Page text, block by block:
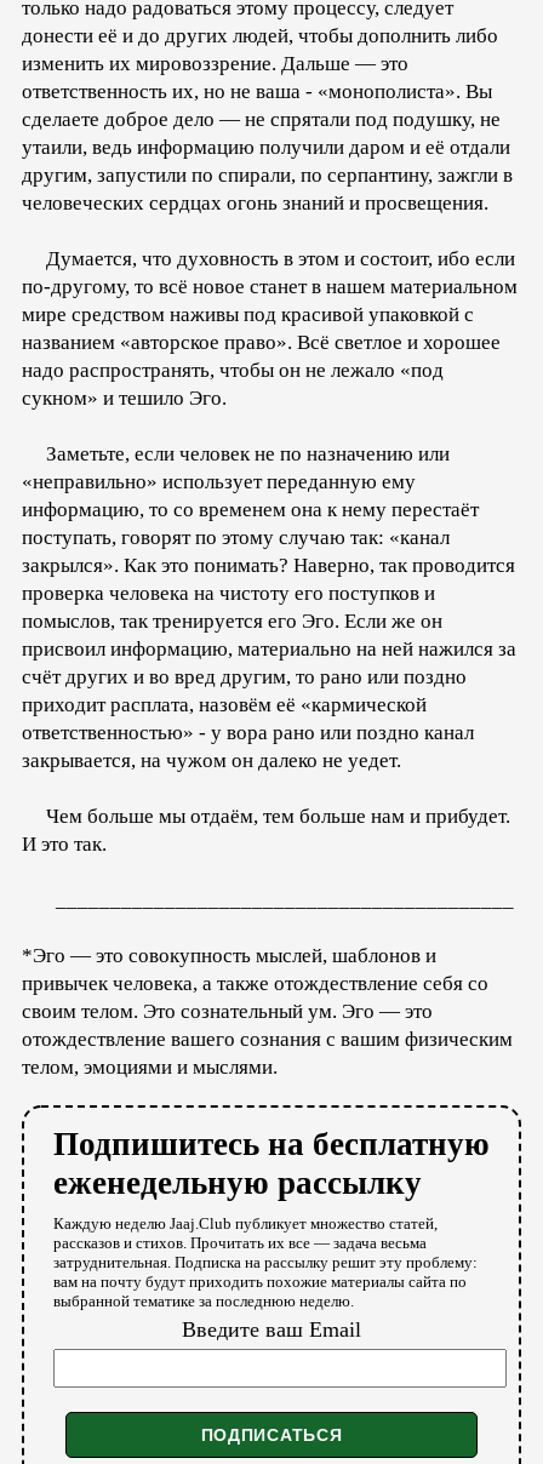
только надо радоваться этому процессу, следует
донести её и до других людей, чтобы дополнить либо
изменить их мировоззрение. Дальше — это
ответственность их, но не ваша - «монополиста». Вы
сделаете доброе дело — не спрятали под подушку, не
утаили, ведь информацию получили даром и её отдали
другим, запустили по спирали, по серпантину, зажгли в
человеческих сердцах огонь знаний и просвещения.
Думается, что духовность в этом и состоит, ибо если
по-другому, то всё новое станет в нашем материальном
мире средством наживы под красивой упаковкой с
названием «авторское право». Всё светлое и хорошее
надо распространять, чтобы он не лежало «под
сукном» и тешило Эго.
Заметьте, если человек не по назначению или
«неправильно» использует переданную ему
информацию, то со временем она к нему перестаёт
поступать, говорят по этому случаю так: «канал
закрылся». Как это понимать? Наверно, так проводится
проверка человека на чистоту его поступков и
помыслов, так тренируется его Эго. Если же он
присвоил информацию, материально на ней нажился за
счёт других и во вред другим, то рано или поздно
приходит расплата, назовём её «кармической
ответственностью» - у вора рано или поздно канал
закрывается, на чужом он далеко не уедет.
Чем больше мы отдаём, тем больше нам и прибудет.
И это так.
*Эго — это совокупность мыслей, шаблонов и
привычек человека, а также отождествление себя со
своим телом. Это сознательный ум. Эго — это
отождествление вашего сознания с вашим физическим
телом, эмоциями и мыслями.
Подпишитесь на бесплатную
еженедельную рассылку
Каждую неделю Jaaj.Club публикует множество статей,
рассказов и стихов. Прочитать их все — задача весьма
затруднительная. Подписка на рассылку решит эту проблему:
вам на почту будут приходить похожие материалы сайта по
выбранной тематике за последнюю неделю.
Введите ваш Email